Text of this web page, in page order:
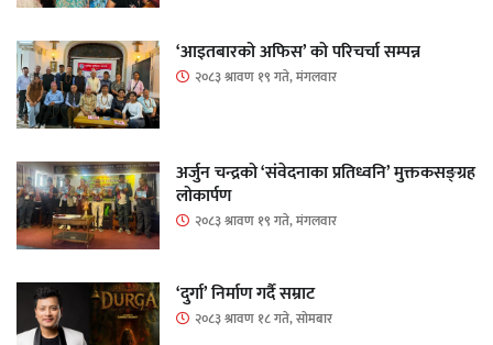
‘आइतबारको अफिस’ को परिचर्चा सम्पन्न
२०८३ श्रावण १९ गते, मंगलवार
अर्जुन चन्द्रको ‘संवेदनाका प्रतिध्वनि’ मुक्तकसङ्ग्रह
लोकार्पण
२०८३ श्रावण १९ गते, मंगलवार
‘दुर्गा’ निर्माण गर्दै सम्राट
२०८३ श्रावण १८ गते, सोमबार